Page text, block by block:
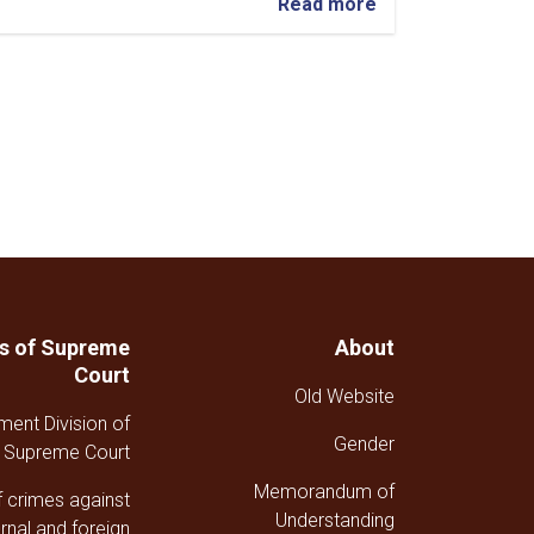
تقرير
About
Old Website
Gender
Memorandum of
Understanding
of Supreme
Court
Division of
Supreme Court
crimes against
and foreign